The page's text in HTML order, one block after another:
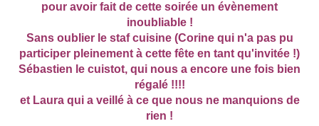
pour avoir fait de cette soirée un évènement
inoubliable !
Sans oublier le staf cuisine (Corine qui n'a pas pu
participer pleinement à cette fête en tant qu'invitée !)
Sébastien le cuistot, qui nous a encore une fois bien
régalé !!!!
et Laura qui a veillé à ce que nous ne manquions de
rien !